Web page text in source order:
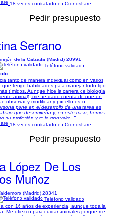
18 veces contratado en Cronoshare
Pedir presupuesto
Serrano
de la Calzada (Madrid) 28991
Teléfono validado
tanto de manera individual como en varios
que tengo habilidades para manejar todo tipo
tímidos. Aunque hice la carrera de biología
animal), me he dado cuenta de que en
observar y modificar y por ello es lo...
pone en el desarrollo de una tarea es
que desempeña y, en este caso, hemos
su profesión y te lo transmite. "
18 veces contratado en Cronoshare
Pedir presupuesto
López De Los
Muñoz
(Madrid) 28341
Teléfono validado
con 16 años de experiencia, aunque toda la
Me ofrezco para cuidar animales porque me